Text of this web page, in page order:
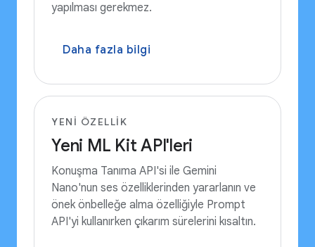
yapılması gerekmez.
Daha fazla bilgi
YENI ÖZELLIK
Yeni ML Kit API'leri
Konuşma Tanıma API'si ile Gemini
Nano'nun ses özelliklerinden yararlanın ve
önek önbelleğe alma özelliğiyle Prompt
API'yi kullanırken çıkarım sürelerini kısaltın.